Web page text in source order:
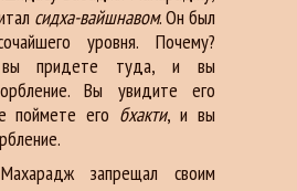
сидха-вайшнавом. Он был
уровня. Почему?
придете туда, и вы
Вы увидите его
поймете его бхакти, и вы
запрещал своим